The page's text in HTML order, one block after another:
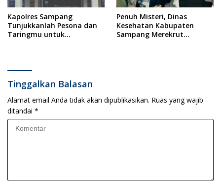
Kapolres Sampang
Tunjukkanlah Pesona dan
Taringmu untuk
Penuh Misteri, Dinas
Kesehatan Kabupaten
Sampang Merekrut
Tinggalkan Balasan
Alamat email Anda tidak akan dipublikasikan. Ruas yang wajib
ditandai *